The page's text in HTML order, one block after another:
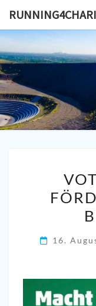
content
16.